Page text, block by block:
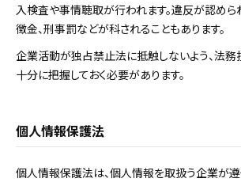
入検査や事情聴取が行われます。違反が認めら
徴金、刑事罰などが科されることもあります。
企業活動が独占禁止法に抵触しないよう、法
十分に把握しておく必要があります。
個人情報保護法
個人情報保護法は、個人情報を取扱う企業が